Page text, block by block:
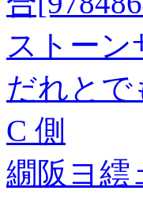
ストーン
だれとで
C 側
繝阪ヨ繧